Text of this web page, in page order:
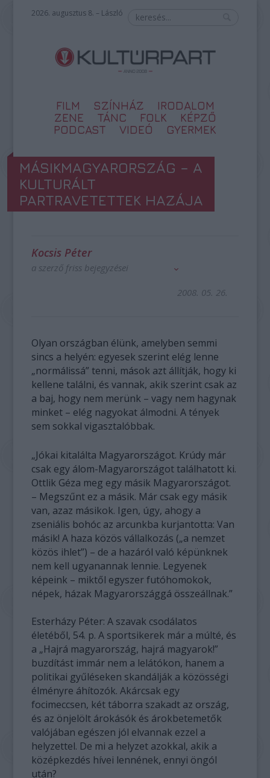
2026. augusztus 8. – László
FILM SZÍNHÁZ
IRODALOM
ZENE
TÁNC FOLK
KÉPZŐ
PODCAST
VIDEÓ GYERMEK
MÁSIKMAGYARORSZÁG – A
KULTURÁLT
PARTRAVETETTEK HAZÁJA
Kocsis Péter
a szerző friss bejegyzései
2008. 05. 26.
Olyan országban élünk, amelyben semmi
sincs a helyén: egyesek szerint elég lenne
„normálissá” tenni, mások azt állítják, hogy ki
kellene találni, és vannak, akik szerint csak az
a baj, hogy nem merünk – vagy nem hagynak
minket – elég nagyokat álmodni. A tények
sem sokkal vigasztalóbbak.
„Jókai kitalálta Magyarországot. Krúdy már
csak egy álom-Magyarországot találhatott ki.
Ottlik Géza meg egy másik Magyarországot.
– Megszűnt ez a másik. Már csak egy másik
van, azaz másikok. Igen, úgy, ahogy a
zseniális bohóc az arcunkba kurjantotta: Van
másik! A haza közös vállalkozás („a nemzet
közös ihlet”) – de a hazáról való képünknek
nem kell ugyanannak lennie. Legyenek
képeink – miktől egyszer futóhomokok,
népek, házak Magyarországgá összeállnak.”
Esterházy Péter: A szavak csodálatos
életéből, 54. p.A sportsikerek már a múlté, és
a „Hajrá magyarország, hajrá magyarok!”
buzdítást immár nem a lelátókon, hanem a
politikai gyűléseken skandálják a közösségi
élményre áhítozók. Akárcsak egy
focimeccsen, két táborra szakadt az ország,
és az önjelölt árokásók és árokbetemetők
valójában egészen jól elvannak ezzel a
helyzettel. De mi a helyzet azokkal, akik a
középkezdés hívei lennének, ennyi öngól
után?